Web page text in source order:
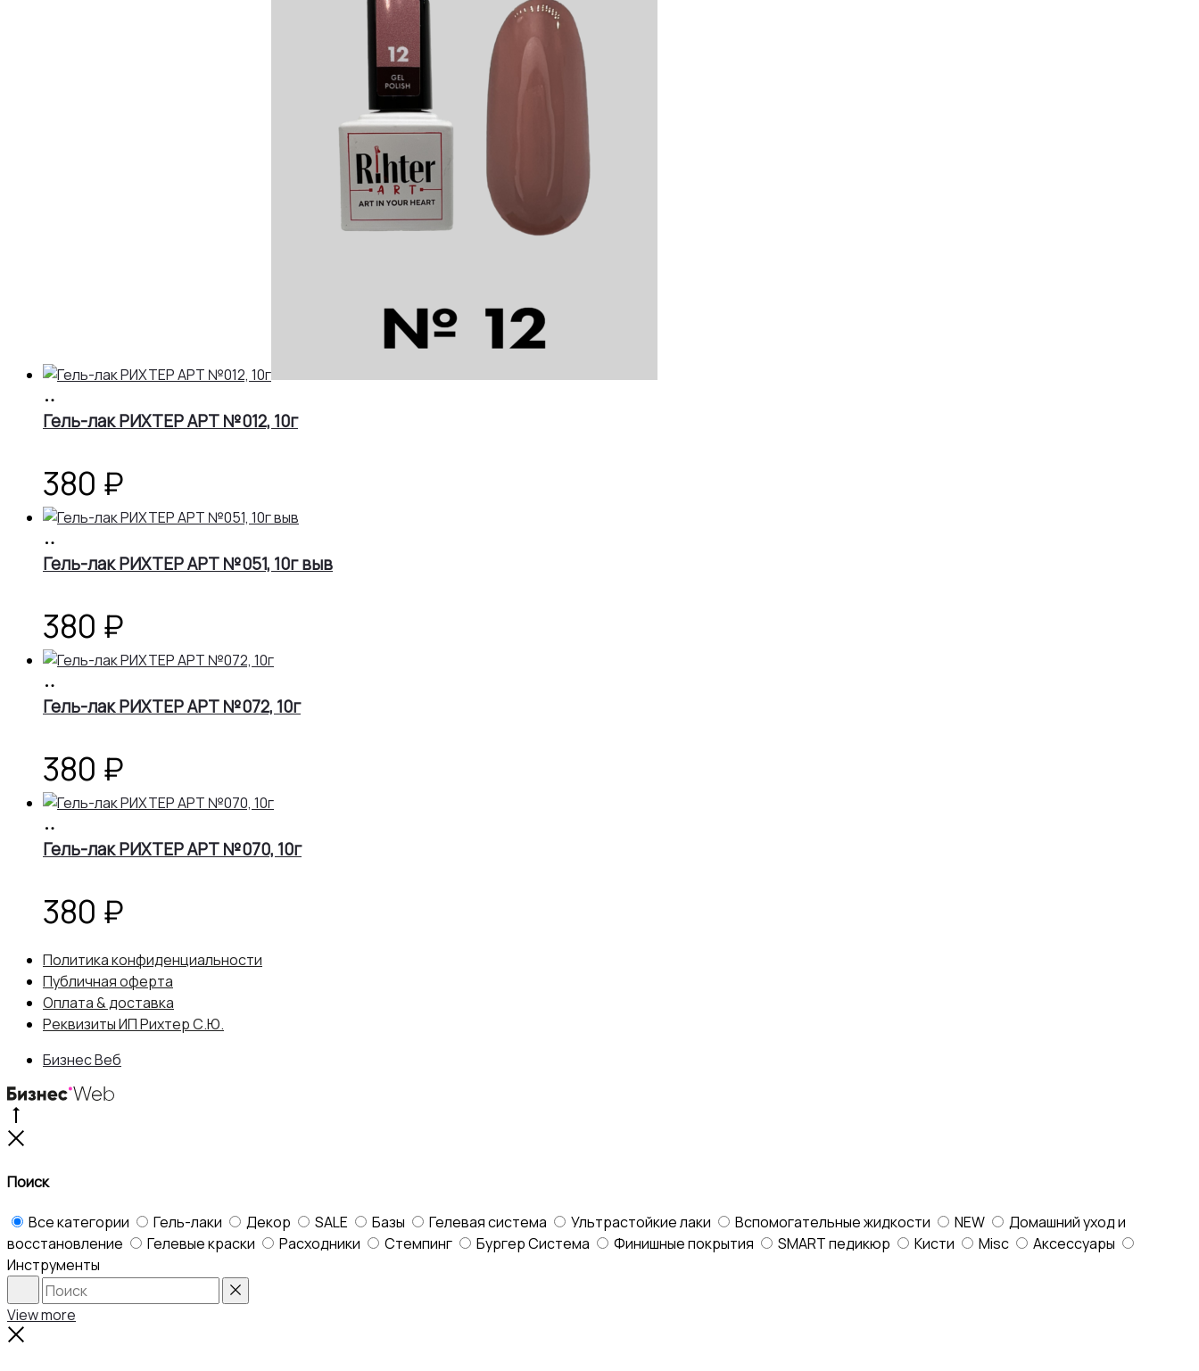
корзину
Гель-лак РИХТЕР АРТ №012, 10г
380 ₽
корзину
Гель-лак РИХТЕР АРТ №051, 10г выв
380 ₽
корзину
Гель-лак РИХТЕР АРТ №072, 10г
380 ₽
корзину
Гель-лак РИХТЕР АРТ №070, 10г
380 ₽
Политика конфиденциальности
Публичная оферта
Оплата & доставка
Реквизиты ИП Рихтер С.Ю.
Бизнес Веб
Поиск
Все категории Гель-лаки Декор SALE Базы Гелевая система Ультрастойкие лаки Вспомогательные жидкости NEW
Домашний уход и
восстановление
Гелевые краски Расходники Стемпинг Бургер Система Финишные покрытия SMART педикюр Кисти Misc
Аксессуары
Инструменты
Search
View more